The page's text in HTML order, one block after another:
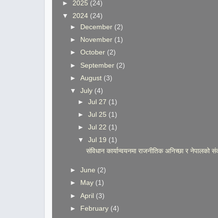
► 2025 (24)
▼ 2024 (24)
►
December (2)
►
November (1)
►October (2)
► September (2)
►August (3)
▼July (4)
►Jul 27 (1)
►Jul 25 (1)
►Jul 22 (1)
▼Jul 19 (1)
संविधान कार्यान्वयनमा राजनीतिक अनिच्छा र नेपालको
►June (2)
►
May (1)
►April (3)
► February (4)